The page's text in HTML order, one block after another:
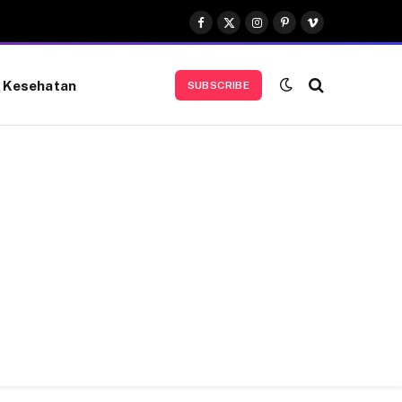
Facebook
X
(Twitter)
Instagram
Pinterest
Vimeo
Kesehatan SUBSCRIBE